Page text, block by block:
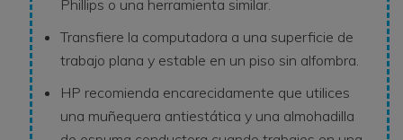
Phillips o una herramienta similar.
Transfiere la computadora a una superficie de
trabajo plana y estable en un piso sin alfombra.
HP recomienda encarecidamente que utilices
una muñequera antiestática y una almohadilla